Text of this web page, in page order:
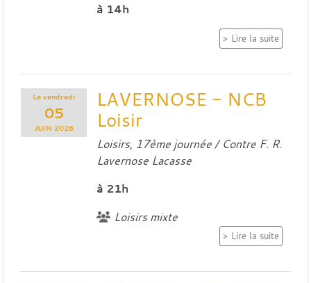
à 14h
Lire la suite
Levendredi
05
JUIN 2026
LAVERNOSE - NCB
Loisir
Loisirs, 17ème journée / Contre F. R.
Lavernose Lacasse
à 21h
Loisirs mixte
Lire la suite